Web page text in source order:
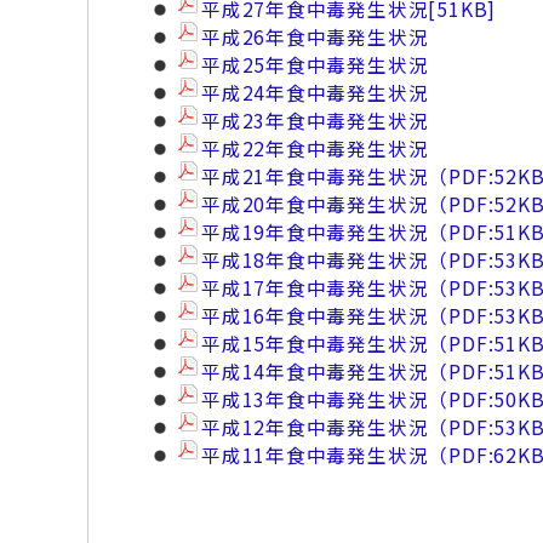
平成27年食中毒発生状況[51KB]
平成26年食中毒発生状況
平成25年食中毒発生状況
平成24年食中毒発生状況
平成23年食中毒発生状況
平成22年食中毒発生状況
平成21年食中毒発生状況（PDF:52KB
平成20年食中毒発生状況（PDF:52KB
平成19年食中毒発生状況（PDF:51KB
平成18年食中毒発生状況（PDF:53KB
平成17年食中毒発生状況（PDF:53KB
平成16年食中毒発生状況（PDF:53KB
平成15年食中毒発生状況（PDF:51KB
平成14年食中毒発生状況（PDF:51KB
平成13年食中毒発生状況（PDF:50KB
平成12年食中毒発生状況（PDF:53KB
平成11年食中毒発生状況（PDF:62KB